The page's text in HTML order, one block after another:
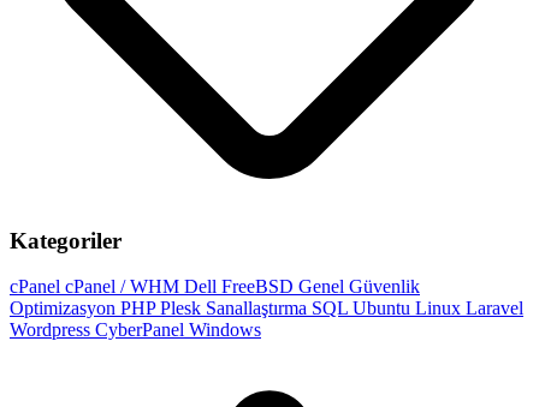
Kategoriler
cPanel cPanel / WHM Dell FreeBSD Genel Güvenlik
Optimizasyon PHPPlesk Sanallaştırma SQL Ubuntu Linux Laravel
Wordpress CyberPanel Windows